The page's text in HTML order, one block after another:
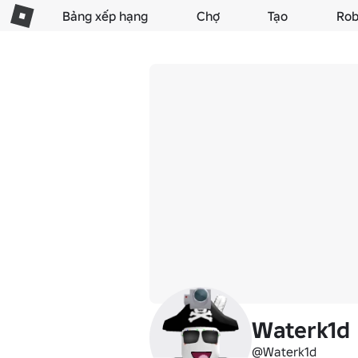
Bảng xếp hạng Chợ Tạo
Waterk1d
@Waterk1d